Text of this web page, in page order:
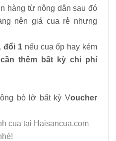
hàng từ nông dân sau đó
nên giá cua rẻ nhưng
đổi 1nếu cua ốp hay kém
thêm bất kỳ chi phí
bỏ lỡ bất kỳ Voucher
cua tại Haisancua.com